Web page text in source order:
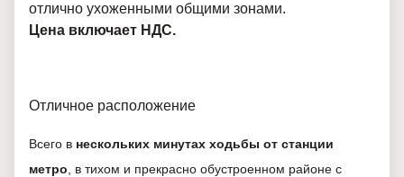
отлично ухоженными общими зонами.
Цена включает НДС.
Отличное расположение
Всего в нескольких минутах ходьбы от станции
метро , в тихом и прекрасно обустроенном районе с